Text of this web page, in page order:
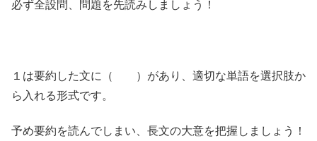
必ず全設問、問題を先読みしましょう！
１は要約した文に（ ）があり、適切な単語を選択肢か
ら入れる形式です。
予め要約を読んでしまい、長文の大意を把握しましょう！